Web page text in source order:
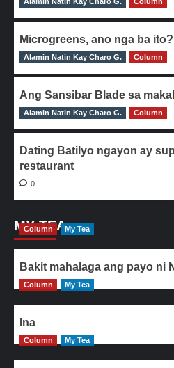
Microgreens, ano nga ba ito?
0
Alamin Natin Kay Charo G. Column
Ang Sansibar Blade sa
0
Alamin Natin Kay Charo G. Column
Dating Batilyo ngayon ay
restaurant
0
MY TEA
Column My Tea
Bakit mahalaga ang payo ni
Column My Tea
Ina
Column My Tea